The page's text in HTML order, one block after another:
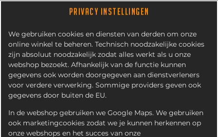
PRIVACY INSTELLINGEN
We gebruiken cookies en diensten van derden om onze
online winkel te beheren. Technisch noodzakelijke cookies
zijn absoluut noodzakelijk zodat alles werkt als u onze
webshop bezoekt. Afhankelijk van de functie kunnen
gegevens ook worden doorgegeven aan dienstverleners
voor verdere verwerking. Sommige providers geven ook
gegevens door buiten de EU.
In de webshop gebruiken we Google Maps. We gebruiken
ook marketingcookies zodat we je kunnen herkennen op
onze webshops en het succes van onze
FAMILIEPAKKET FRITES
INCLUSIEF 6 SNACKS